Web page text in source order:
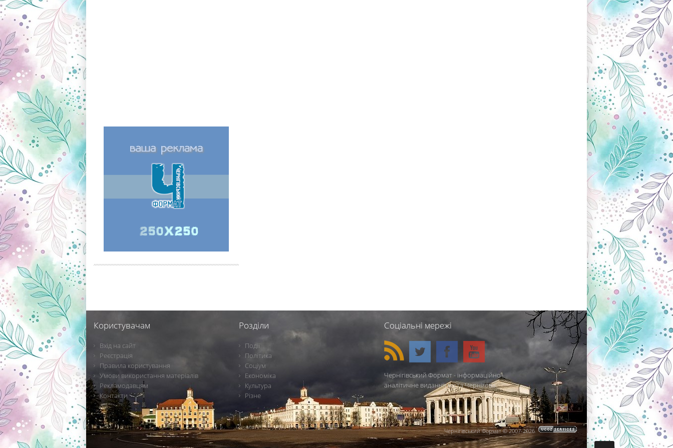
Користувачам
Вхід на сайт
Реєстрація
Правила користування
Умови використання матеріалів
Рекламодавцям
Контакти
Розділи
Події
Політика
Соціум
Економіка
Культура
Різне
Соціальні мережі
Чернігівський Формат - інформаційно-
аналітичне видання міста Чернігова.
Чернігівський Формат © 2007-2026. .